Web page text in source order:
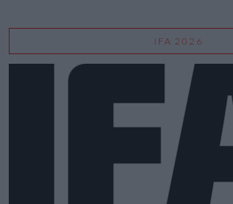
IFA 2026